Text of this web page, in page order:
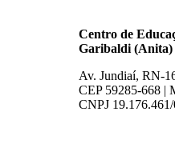
Centro de
Garibaldi (Anita)
Av. Jundiaí, RN-
CEP 59285-668 |
CNPJ